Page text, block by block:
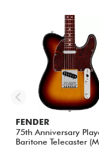
FENDER
75th Anniversary
Baritone Telecaster